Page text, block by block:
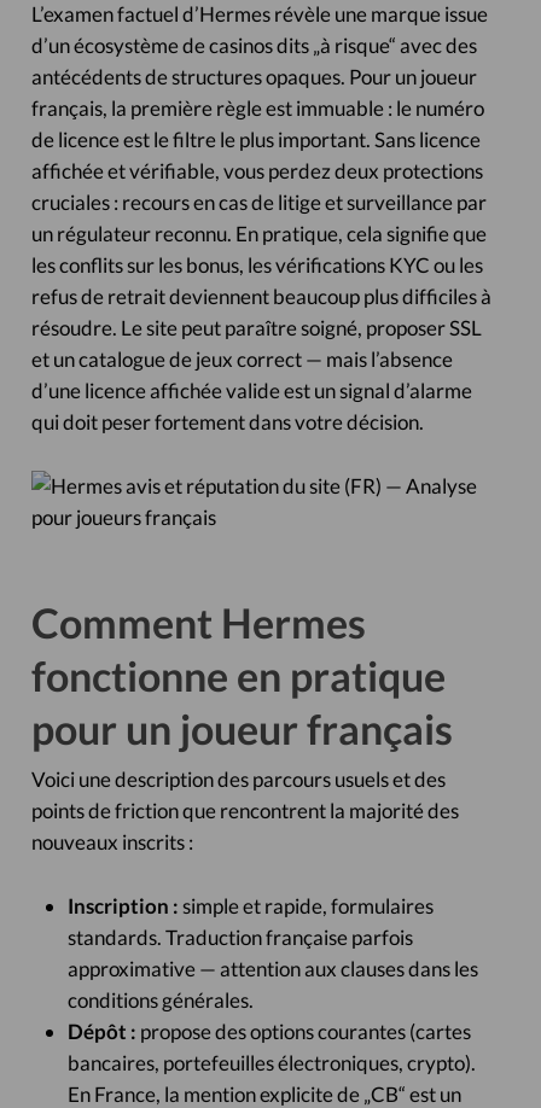
L’examen factuel d’Hermes révèle une marque issue
d’un écosystème de casinos dits „à risque“ avec des
antécédents de structures opaques. Pour un joueur
français, la première règle est immuable : le numéro
de licence est le filtre le plus important. Sans licence
affichée et vérifiable, vous perdez deux protections
cruciales : recours en cas de litige et surveillance par
un régulateur reconnu. En pratique, cela signifie que
les conflits sur les bonus, les vérifications KYC ou les
refus de retrait deviennent beaucoup plus difficiles à
résoudre. Le site peut paraître soigné, proposer SSL
et un catalogue de jeux correct — mais l’absence
d’une licence affichée valide est un signal d’alarme
qui doit peser fortement dans votre décision.
Comment Hermes
fonctionne en pratique
pour un joueur français
Voici une description des parcours usuels et des
points de friction que rencontrent la majorité des
nouveaux inscrits :
Inscription :simple et rapide, formulaires
standards. Traduction française parfois
approximative — attention aux clauses dans les
conditions générales.
Dépôt : propose des options courantes (cartes
bancaires, portefeuilles électroniques, crypto).
En France, la mention explicite de „CB“ est un